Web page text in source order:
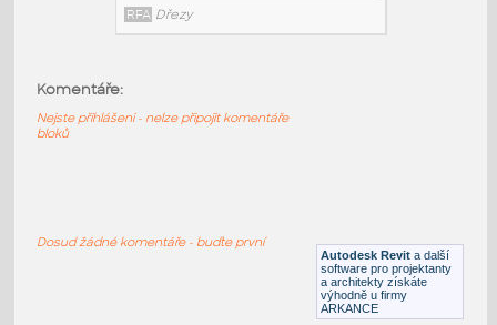
RFA Dřezy
RFA Dřezy Autodesk Revit a další
software pro projektanty
a architekty získáte
výhodně u firmy
ARKANCE
Komentáře:
Nejste přihlášeni - nelze připojit komentáře
bloků
Dosud žádné komentáře - buďte první